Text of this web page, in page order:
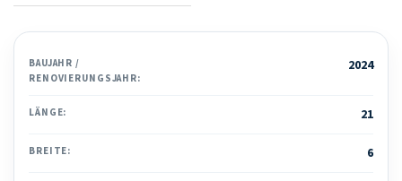
BAUJAHR /
RENOVIERUNGSJAHR:
2024
LÄNGE: 21
BREITE: 6